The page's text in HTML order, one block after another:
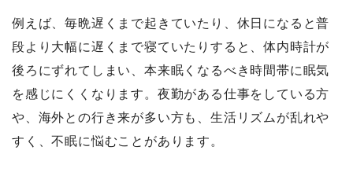
例えば、毎晩遅くまで起きていたり、休日になると普
段より大幅に遅くまで寝ていたりすると、体内時計が
後ろにずれてしまい、本来眠くなるべき時間帯に眠気
を感じにくくなります。夜勤がある仕事をしている方
や、海外との行き来が多い方も、生活リズムが乱れや
すく、不眠に悩むことがあります。